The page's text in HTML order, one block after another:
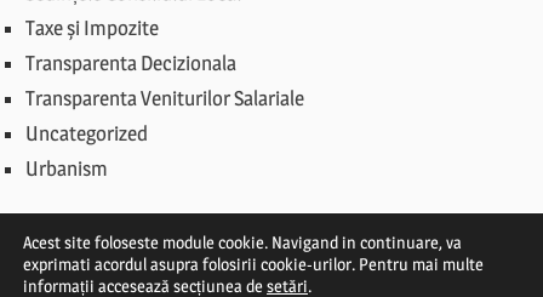
Taxe și Impozite
Transparenta Decizionala
Transparenta Veniturilor Salariale
Uncategorized
Urbanism
© Primăria Comunei Străoane 2019
Acest site foloseste module cookie. Navigand in continuare, va
exprimati acordul asupra folosirii cookie-urilor. Pentru mai multe
informații accesează secțiunea desetări.